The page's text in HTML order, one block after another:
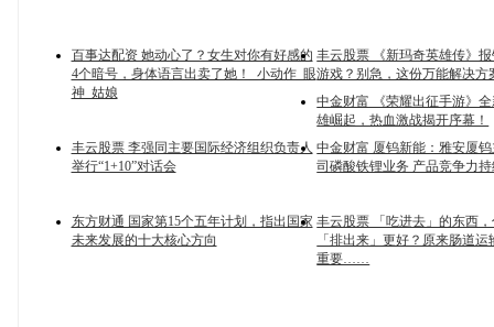
百事达配资 她动心了？女生对你有好感的
4个暗号，身体语言出卖了她！_小动作_眼
神_姑娘
丰云股票 《新玛奇英雄传》
游戏？别急，这份万能解决方
中金财富 《荣耀出征手游》
雄崛起，热血激战揭开序幕！
丰云股票 李强同主要国际经济组织负责人
举行“1+10”对话会
中金财富 厦钨新能：雅安厦
司磷酸铁锂业务 产品竞争力
东方财通 国家第15个五年计划，指出国家
未来发展的十大核心方向
丰云股票 「吃进去」的东西
「排出来」更好？原来肠道
重要……